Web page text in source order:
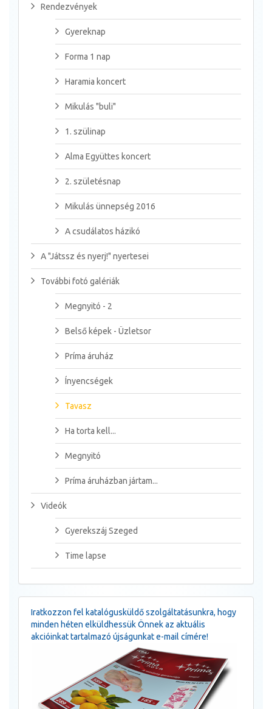
Rendezvények
Gyereknap
Forma 1 nap
Haramia koncert
Mikulás "buli"
1. szülinap
Alma Együttes koncert
2. születésnap
Mikulás ünnepség 2016
A csudálatos házikó
A "Játssz és nyerj!" nyertesei
További fotó galériák
Megnyitó - 2
Belső képek - Üzletsor
Príma áruház
Ínyencségek
Tavasz
Ha torta kell...
Megnyitó
Príma áruházban jártam...
Videók
Gyerekszáj Szeged
Time lapse
Iratkozzon fel katalógusküldő szolgáltatásunkra, hogy
minden héten elküldhessük Önnek az aktuális
akcióinkat tartalmazó újságunkat e-mail címére!